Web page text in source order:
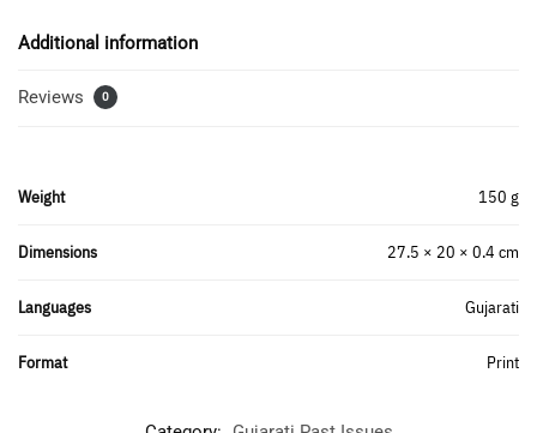
Additional information
Reviews 0
Weight 150 g
Dimensions 27.5 × 20 × 0.4 cm
Languages Gujarati
Format Print